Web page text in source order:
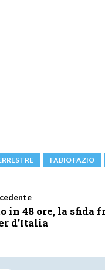
FABIO FAZIO
in 48 ore, la sfida
d’Italia